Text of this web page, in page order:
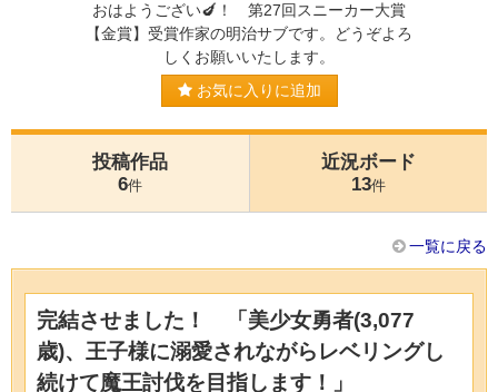
おはようござい🍆！ 第27回スニーカー大賞
【金賞】受賞作家の明治サブです。どうぞよろ
しくお願いいたします。
お気に入りに追加
投稿作品
6件
近況ボード
13件
一覧に戻る
完結させました！ 「美少女勇者(3,077
歳)、王子様に溺愛されながらレベリングし
続けて魔王討伐を目指します！」